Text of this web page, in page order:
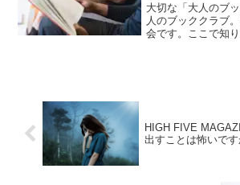
大切な「大人のブ
人のブッククラブ
会です。ここで知
HIGH FIVE
出すことは怖いです